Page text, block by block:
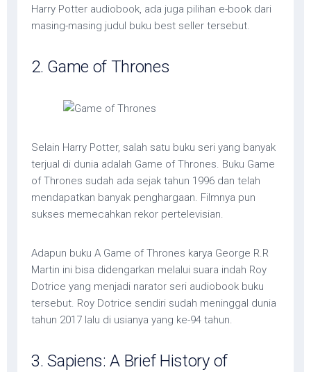
Harry Potter audiobook, ada juga pilihan e-book dari
masing-masing judul buku best seller tersebut.
2. Game of Thrones
Selain Harry Potter, salah satu buku seri yang banyak
terjual di dunia adalah Game of Thrones. Buku Game
of Thrones sudah ada sejak tahun 1996 dan telah
mendapatkan banyak penghargaan. Filmnya pun
sukses memecahkan rekor pertelevisian.
Adapun buku A Game of Thrones karya George R.R
Martin ini bisa didengarkan melalui suara indah Roy
Dotrice yang menjadi narator seri audiobook buku
tersebut. Roy Dotrice sendiri sudah meninggal dunia
tahun 2017 lalu di usianya yang ke-94 tahun.
3. Sapiens: A Brief History of